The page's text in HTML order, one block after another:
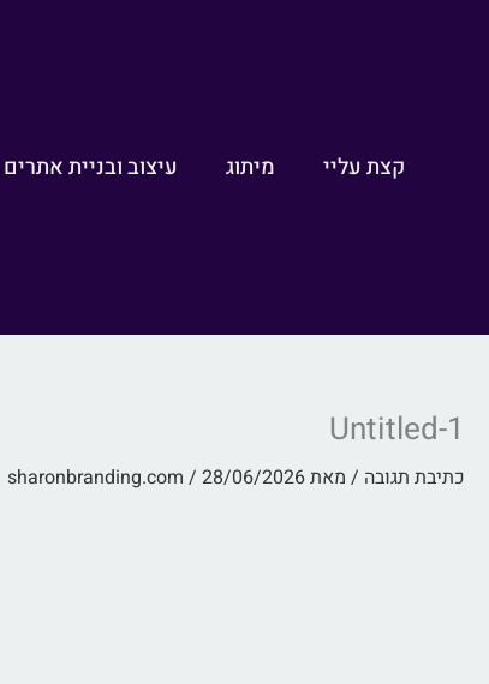
קצת עליי מיתוג עיצוב ובניית אתרים
Untitled-1
כתיבת תגובה / מאת sharonbranding.com / 28/06/2026